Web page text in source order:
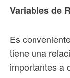
Variables de
Es
tiene una
importantes a